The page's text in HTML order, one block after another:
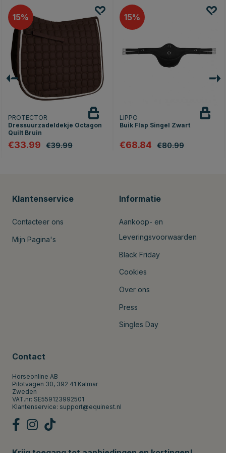
15
PROTECTOR
Dressuurzadeldekje Octagon
Quilt Bruin
€33.99 €39.99
15
LIPPO
Buik Flap Singel Zwart
€68.84 €80.99
Klantenservice
Contacteer ons
Mijn Pagina's
Informatie
Aankoop- en
Leveringsvoorwaarden
Black Friday
Cookies
Over ons
Press
Singles Day
Contact
Horseonline AB
Pilotvägen 30, 392 41 Kalmar
Zweden
VAT.nr: SE559123992501
Klantenservice: support@equinest.nl